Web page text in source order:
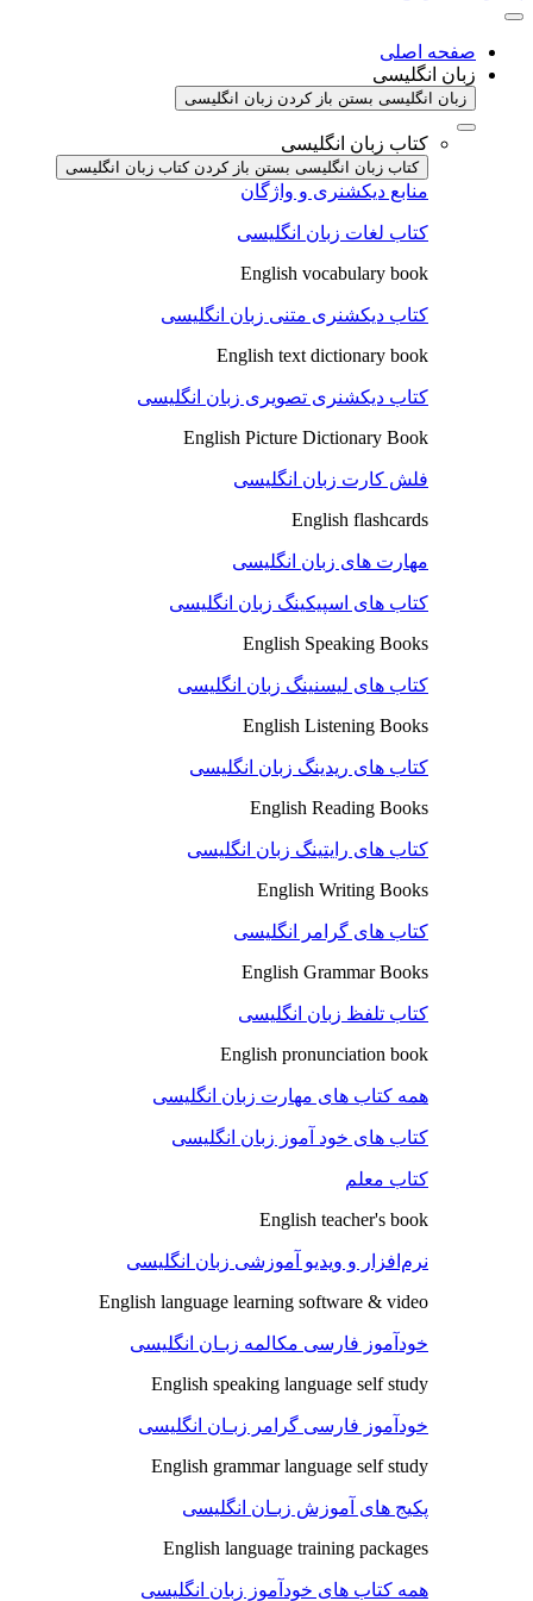
صفحه اصلی
زبان انگلیسی
زبان انگلیسی بستن باز کردن زبان انگلیسی
کتاب زبان انگلیسی
کتاب زبان انگلیسی بستن باز کردن کتاب زبان انگلیسی
منابع دیکشنری و واژگان
کتاب لغات زبان انگلیسی
English vocabulary book
کتاب دیکشنری متنی زبان انگلیسی
English text dictionary book
کتاب دیکشنری تصویری زبان انگلیسی
English Picture Dictionary Book
فلش کارت زبان انگلیسی
English flashcards
مهارت های زبان انگلیسی
کتاب های اسپیکینگ زبان انگلیسی
English Speaking Books
کتاب های لیسنینگ زبان انگلیسی
English Listening Books
کتاب های ریدینگ زبان انگلیسی
English Reading Books
کتاب های رایتینگ زبان انگلیسی
English Writing Books
کتاب های گرامر انگلیسی
English Grammar Books
کتاب تلفظ زبان انگلیسی
English pronunciation book
همه کتاب های مهارت زبان انگلیسی
کتاب های خود آموز زبان انگلیسی
کتاب معلم
English teacher's book
نرم‌افزار و ویدیو آموزشی زبان انگلیسی
English language learning software & video
خودآموز فارسی مکالمه زبـان انگلیسی
English speaking language self study
خودآموز فارسی گرامر زبـان انگلیسی
English grammar language self study
پکیج های آموزش زبـان انگلیسی
English language training packages
همه کتاب های خودآموز زبان انگلیسی